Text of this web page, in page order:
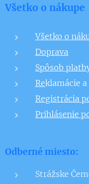
Všetko o nákupe
Všetko o
Doprava
Spôsob
Reklamácie
Registrácia
Prihlásenie
Odberné miesto:
Strážske